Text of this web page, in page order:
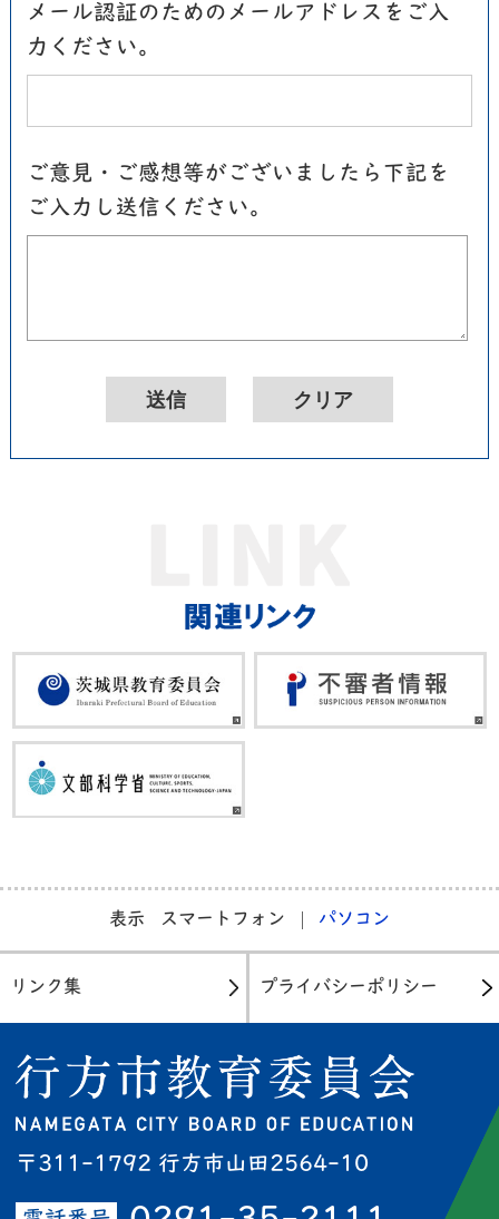
メール認証のためのメールアドレスをご入
力ください。
ご意見・ご感想等がございましたら下記を
ご入力し送信ください。
表示 スマートフォン パソコン
リンク集 プライバシーポリシー
〒311-1792 行方市山田2564-10